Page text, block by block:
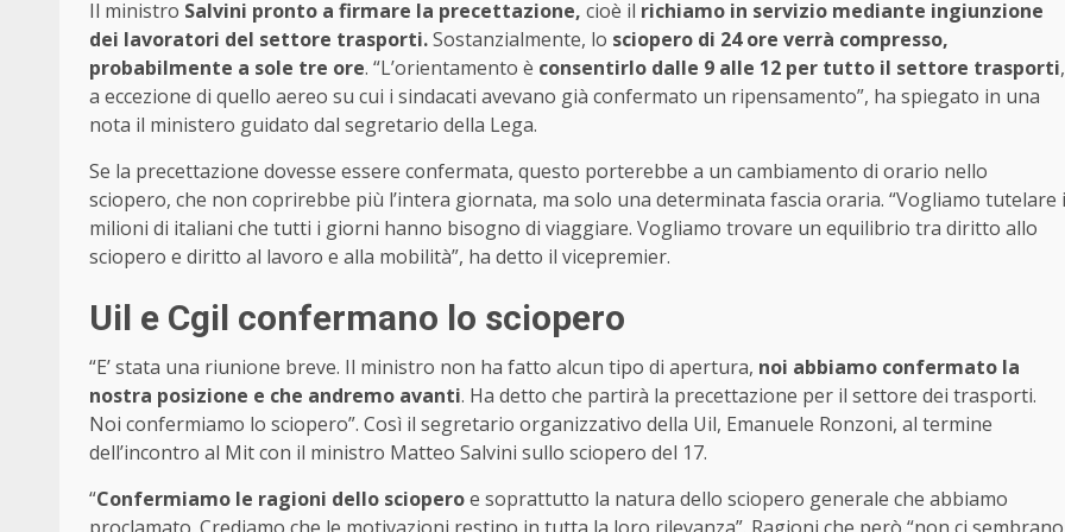
Il ministro Salvini pronto a firmare la precettazione, cioè il richiamo in servizio mediante ingiunzione
dei lavoratori del settore trasporti.Sostanzialmente, lo sciopero di 24 ore verrà compresso,
probabilmente a sole tre ore. “L’orientamento è consentirlo dalle 9 alle 12 per tutto il settore trasporti,
a eccezione di quello aereo su cui i sindacati avevano già confermato un ripensamento”, ha spiegato in una
nota il ministero guidato dal segretario della Lega.
Se la precettazione dovesse essere confermata, questo porterebbe a un cambiamento di orario nello
sciopero, che non coprirebbe più l’intera giornata, ma solo una determinata fascia oraria. “Vogliamo tutelare i
milioni di italiani che tutti i giorni hanno bisogno di viaggiare. Vogliamo trovare un equilibrio tra diritto allo
sciopero e diritto al lavoro e alla mobilità”, ha detto il vicepremier.
Uil e Cgil confermano lo sciopero
“E’ stata una riunione breve. Il ministro non ha fatto alcun tipo di apertura, noi abbiamo confermato la
nostra posizione e che andremo avanti. Ha detto che partirà la precettazione per il settore dei trasporti.
Noi confermiamo lo sciopero”. Così il segretario organizzativo della Uil, Emanuele Ronzoni, al termine
dell’incontro al Mit con il ministro Matteo Salvini sullo sciopero del 17.
“Confermiamo le ragioni dello scioperoe soprattutto la natura dello sciopero generale che abbiamo
proclamato. Crediamo che le motivazioni restino in tutta la loro rilevanza”. Ragioni che però “non ci sembrano